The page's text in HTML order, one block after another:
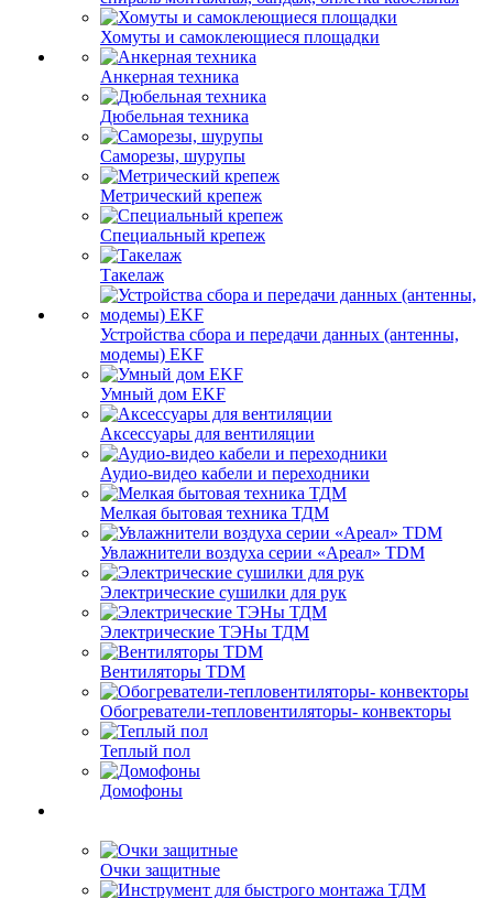
Хомуты и самоклеющиеся площадки
Анкерная техника
Дюбельная техника
Саморезы, шурупы
Метрический крепеж
Специальный крепеж
Такелаж
Устройства сбора и передачи данных (антенны,
модемы) EKF
Умный дом EKF
Аксессуары для вентиляции
Аудио-видео кабели и переходники
Мелкая бытовая техника ТДМ
Увлажнители воздуха серии «Ареал» TDM
Электрические сушилки для рук
Электрические ТЭНы ТДМ
Вентиляторы TDM
Обогреватели-тепловентиляторы- конвекторы
Теплый пол
Домофоны
Очки защитные